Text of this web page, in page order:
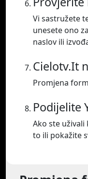
Vi sastružete
unesete ono
naslov ili
Cielotv.It
Promjena
Podijelite
Ako ste
to ili pokažite